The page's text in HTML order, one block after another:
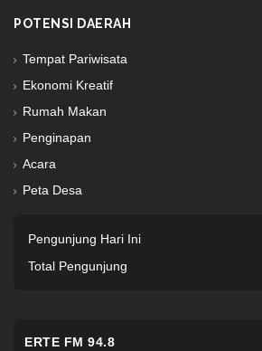
POTENSI DAERAH
Tempat Pariwisata
Ekonomi Kreatif
Rumah Makan
Penginapan
Acara
Peta Desa
Pengunjung Hari Ini
Total Pengunjung
ERTE FM 94.8